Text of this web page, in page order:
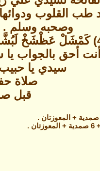
القلوب ودوائها
وصحبه وسلم . (70 أو 313
كَمْشَلْ عَظْشَخْ لَبُشَّصَّالَلَّهُ (70
أحق بالجواب يا
سيدي يا حبيب الله
صلاة
قبل
.